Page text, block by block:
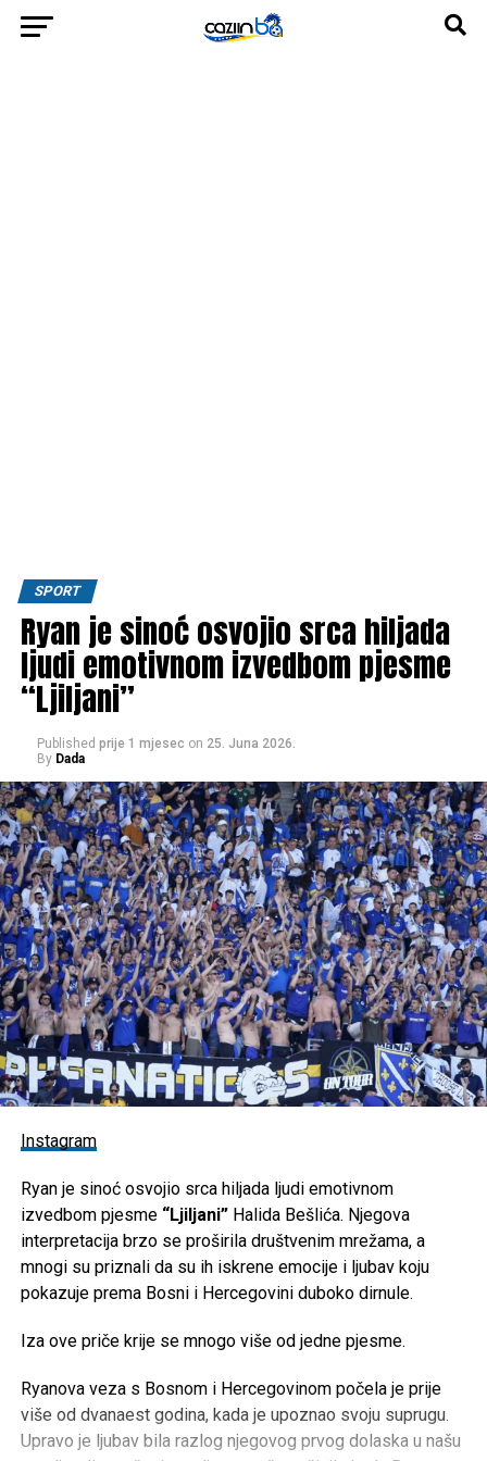
SPORT
Ryan je sinoć osvojio srca hiljada
ljudi emotivnom izvedbom pjesme
“Ljiljani”
Published prije 1 mjesec on 25. Juna 2026.
By Dada
Instagram
Ryan je sinoć osvojio srca hiljada ljudi emotivnom
izvedbom pjesme “Ljiljani”Halida Bešlića. Njegova
interpretacija brzo se proširila društvenim mrežama, a
mnogi su priznali da su ih iskrene emocije i ljubav koju
pokazuje prema Bosni i Hercegovini duboko dirnule.
Iza ove priče krije se mnogo više od jedne pjesme.
Ryanova veza s Bosnom i Hercegovinom počela je prije
više od dvanaest godina, kada je upoznao svoju suprugu.
Upravo je ljubav bila razlog njegovog prvog dolaska u našu